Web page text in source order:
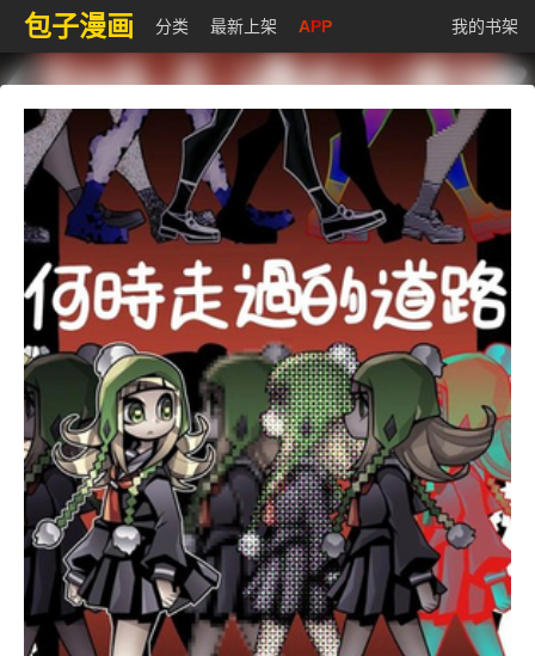
包子漫画 分类 最新上架 APP 我的书架